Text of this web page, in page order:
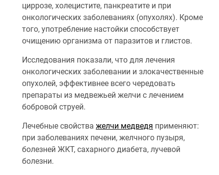
циррозе, холецистите, панкреатите и при
онкологических заболеваниях (опухолях). Кроме
того, употребление настойки способствует
очищению организма от паразитов и глистов.
Исследования показали, что для лечения
онкологических заболевании и злокачественные
опухолей, эффективнее всего чередовать
препараты из медвежьей желчи с лечением
бобровой струей.
Лечебные свойства желчи медведя применяют:
при заболеваниях печени, желчного пузыря,
болезней ЖКТ, сахарного диабета, лучевой
болезни.